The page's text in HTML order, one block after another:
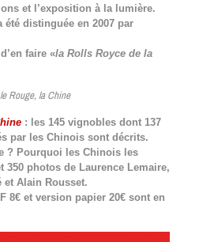
et l’exposition à la lumière.
été distinguée en 2007 par
faire «la Rolls Royce de la
Rouge, la Chine
: les 145 vignobles dont 137
par les Chinois sont décrits.
? Pourquoi les Chinois les
350 photos de Laurence Lemaire,
et Alain Rousset.
8€ et version papier 20€ sont en